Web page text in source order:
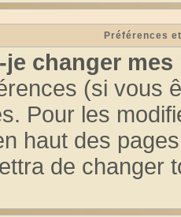
Préférences
changer mes
(si vous
Pour les
haut des
de changer